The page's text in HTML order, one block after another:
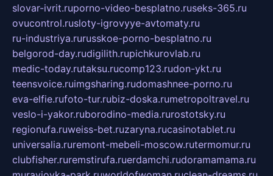
slovar-ivrit.ruporno-video-besplatno.ruseks-365.ru
ovucontrol.rusloty-igrovyye-avtomaty.ru
ru-industriya.rurusskoe-porno-besplatno.ru
belgorod-day.rudigilith.rupichkurovlab.ru
medic-today.rutaksu.rucomp123.rudon-ykt.ru
teensvoice.ruimgsharing.rudomashnee-porno.ru
eva-elfie.rufoto-tur.rubiz-doska.rumetropoltravel.ru
veslo-i-yakor.ruborodino-media.rurostotsky.ru
regionufa.ruweiss-bet.ruzaryna.rucasinotablet.ru
universalia.ruremont-mebeli-moscow.rutermomur.ru
clubfisher.ruremstirufa.ruerdamchi.rudoramamama.ru